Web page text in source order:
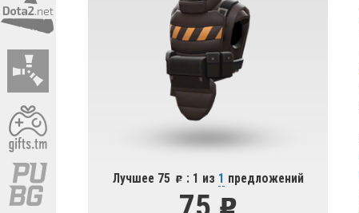
Лучшее 75 : 1 из 1 предложений